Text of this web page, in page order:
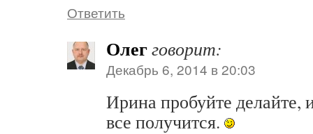
Ответить
Олегговорит:
Декабрь 6, 2014 в 20:03
Ирина пробуйте делайте,
все получится.